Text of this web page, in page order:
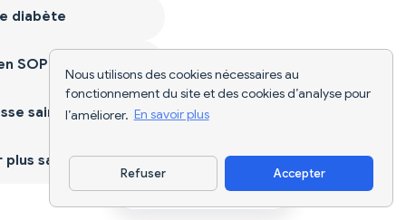
Nous utilisons des cookies nécessaires au
fonctionnement du site et des cookies d’analyse pour
l’améliorer. En savoir plus
Refuser Accepter
Télécharger l'appli
diabète
SOPK
saine
sain